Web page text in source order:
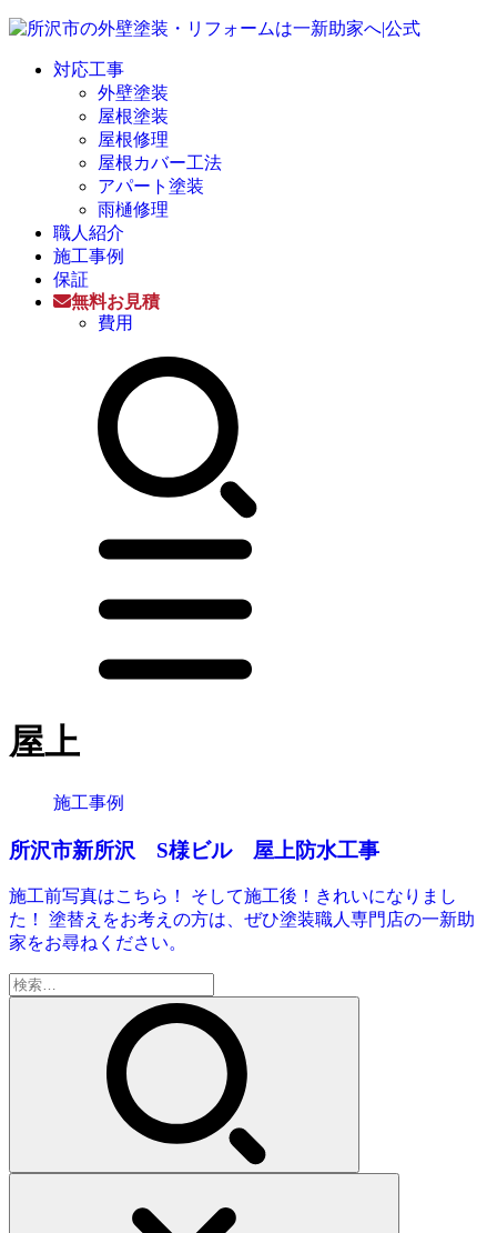
対応工事
外壁塗装
屋根塗装
屋根修理
屋根カバー工法
アパート塗装
雨樋修理
職人紹介
施工事例
保証
無料お見積
費用
屋上
施工事例
所沢市新所沢 S様ビル 屋上防水工事
施工前写真はこちら！ そして施工後！きれいになりまし
た！ 塗替えをお考えの方は、ぜひ塗装職人専門店の一新助
家をお尋ねください。
検
索: